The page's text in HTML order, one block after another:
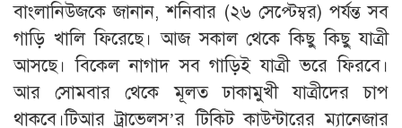
বাংলানিউজকে জানান, শনিবার (২৬ সেপ্টেম্বর) পর্যন্ত সব
গাড়ি খালি ফিরেছে। আজ সকাল থেকে কিছু কিছু যাত্রী
আসছে। বিকেল নাগাদ সব গাড়িই যাত্রী ভরে ফিরবে।
আর সোমবার থেকে মূলত ঢাকামুখী যাত্রীদের চাপ
থাকবে।টিআর ট্রাভেলস’র টিকিট কাউন্টারের ম্যানেজার